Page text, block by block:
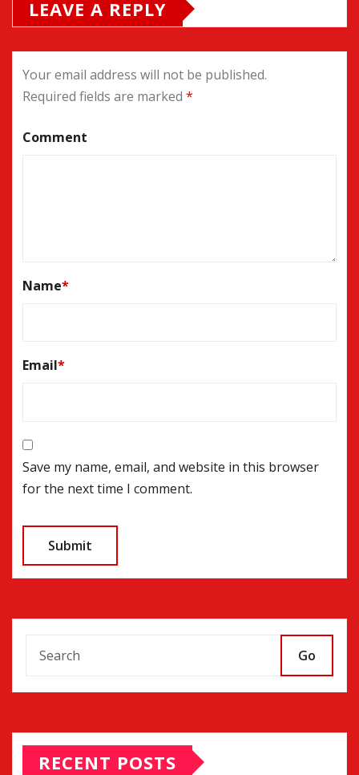
LEAVE A REPLY
Your email address will not be published.
Required fields are marked *
Comment
Name*
Email*
Save my name, email, and website in this browser
for the next time I comment.
Go
RECENT POSTS